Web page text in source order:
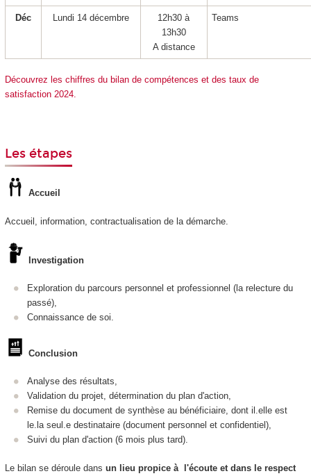
Déc Lundi 14 décembre
12h30 à
13h30
A distance
Teams
Découvrez les chiffres du bilan de compétences et des taux de
satisfaction 2024.
Les étapes
Accueil
Accueil, information, contractualisation de la démarche.
Investigation
Exploration du parcours personnel et professionnel (la relecture du
passé),
Connaissance de soi.
Conclusion
Analyse des résultats,
Validation du projet, détermination du plan d'action,
Remise du document de synthèse au bénéficiaire, dont il.elle est
le.la seul.e destinataire (document personnel et confidentiel),
Suivi du plan d'action (6 mois plus tard).
Le bilan se déroule dans un lieu propice à l'écoute et dans le respect